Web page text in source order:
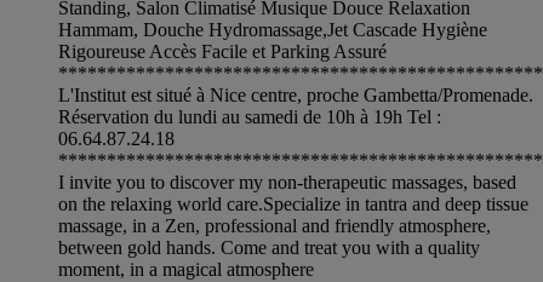
Standing, Salon Climatisé Musique Douce Relaxation
Hammam, Douche Hydromassage,Jet Cascade Hygiène
Rigoureuse Accès Facile et Parking Assuré
**************************************************
L'Institut est situé à Nice centre, proche Gambetta/Promenade.
Réservation du lundi au samedi de 10h à 19h Tel :
06.64.87.24.18
**************************************************
I invite you to discover my non-therapeutic massages, based
on the relaxing world care.Specialize in tantra and deep tissue
massage, in a Zen, professional and friendly atmosphere,
between gold hands. Come and treat you with a quality
moment, in a magical atmosphere